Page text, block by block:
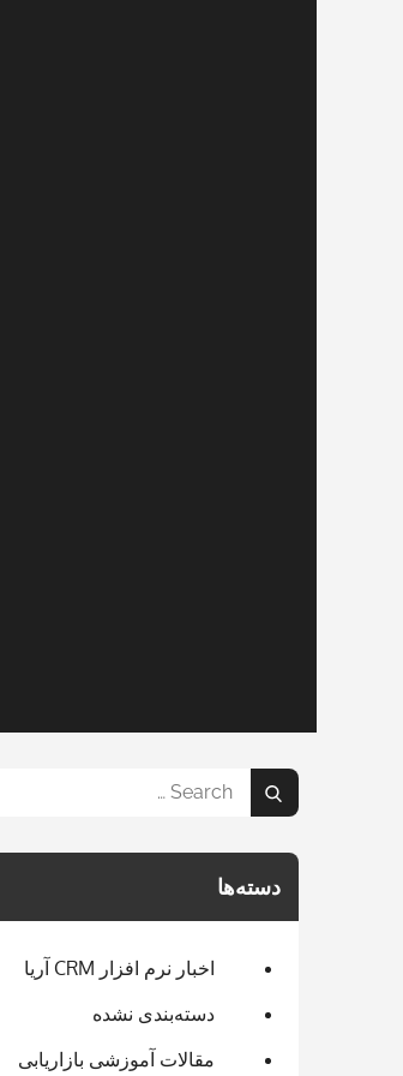
Search
for:
Search
دسته‌ها
اخبار نرم افزار CRM آریا
دسته‌بندی نشده
مقالات آموزشی بازاریابی